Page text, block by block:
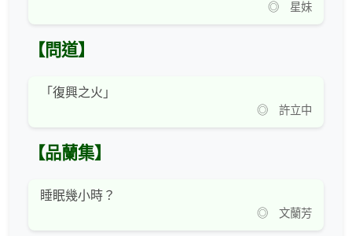
◎ 星妹
【問道】
「復興之火」
◎ 許立中
【品蘭集】
睡眠幾小時？
◎ 文蘭芳